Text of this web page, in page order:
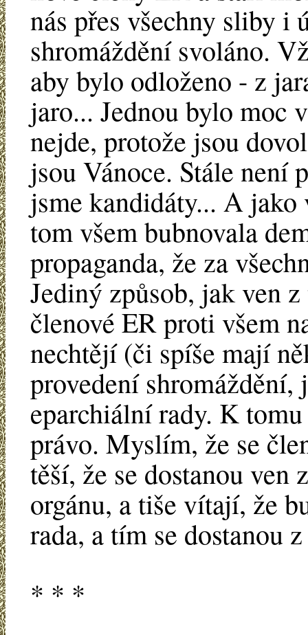
nás přes všechny sliby i
shromáždění svoláno.
aby bylo odloženo - z
jaro... Jednou bylo moc
nejde, protože jsou
jsou Vánoce. Stále není
jsme kandidáty... A
tom všem bubnovala
propaganda, že za
Jediný způsob, jak ven
členové ER proti všem
nechtějí (či spíše mají
provedení shromáždění,
eparchiální rady. K
právo. Myslím, že se
těší, že se dostanou ven
orgánu, a tiše vítají, že
rada, a tím se dostanou
* * *